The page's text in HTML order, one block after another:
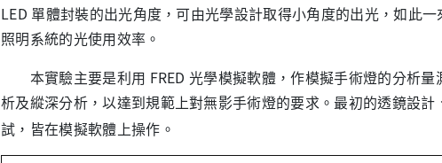
LED 單體封裝的出光角度，可由光學設計取得小角度的出光，如此
照明系統的光使用效率。
本實驗主要是利用 FRED 光學模擬軟體，作模擬手術燈的分析量
析及縱深分析，以達到規範上對無影手術燈的要求。最初的透鏡設計
試，皆在模擬軟體上操作。